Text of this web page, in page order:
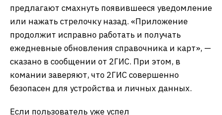
предлагают смахнуть появившееся уведомление
или нажать стрелочку назад. «Приложение
продолжит исправно работать и получать
ежедневные обновления справочника и карт», —
сказано в сообщении от 2ГИС. При этом, в
комании заверяют, что 2ГИС совершенно
безопасен для устройства и личных данных.
Если пользователь уже успел